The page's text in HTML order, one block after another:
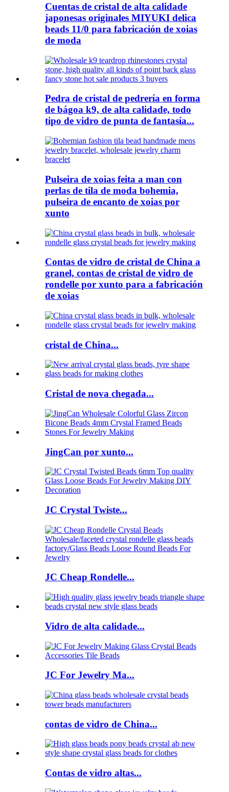
Cuentas de cristal de alta calidade
japonesas originales MIYUKI delica
beads 11/0 para fabricación de xoias
de moda
Pedra de cristal de pedrería en forma
de bágoa k9, de alta calidade, todo
tipo de vidro de punta de fantasía...
Pulseira de xoias feita a man con
perlas de tila de moda bohemia,
pulseira de encanto de xoias por
xunto
Contas de vidro de cristal de China a
granel, contas de cristal de vidro de
rondelle por xunto para a fabricación
de xoias
cristal de China...
Cristal de nova chegada...
JingCan por xunto...
JC Crystal Twiste...
JC Cheap Rondelle...
Vidro de alta calidade...
JC For Jewelry Ma...
contas de vidro de China...
Contas de vidro altas...